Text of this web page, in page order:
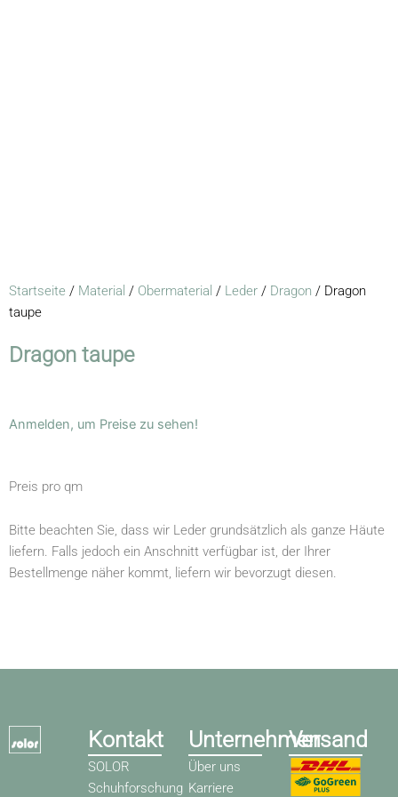
Startseite / Material / Obermaterial / Leder / Dragon / Dragon
taupe
Dragon taupe
Anmelden, um Preise zu sehen!
Preis pro qm
Bitte beachten Sie, dass wir Leder grundsätzlich als ganze Häute
liefern. Falls jedoch ein Anschnitt verfügbar ist, der Ihrer
Bestellmenge näher kommt, liefern wir bevorzugt diesen.
Kontakt
SOLOR
Schuhforschung
Unternehmen
Über uns
Karriere
Versand